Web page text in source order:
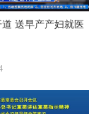
道 送早产产妇就医